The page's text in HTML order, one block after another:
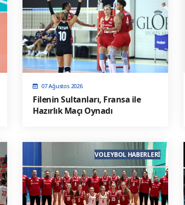
07 Ağustos 2026
Filenin Sultanları, Fransa ile
Hazırlık Maçı Oynadı
VOLEYBOL HABERLERI